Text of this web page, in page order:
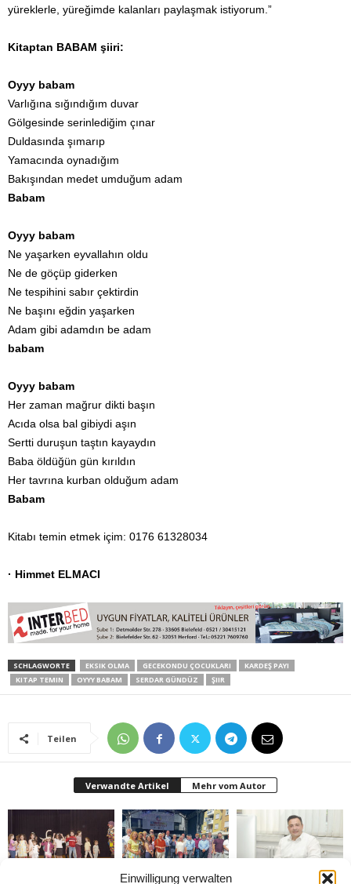
Einwilligung verwalten
yüreklerle, yüreğimde kalanları paylaşmak istiyorum.”
Kitaptan BABAM şiiri:
Oyyy babam
Varlığına sığındığım duvar
Gölgesinde serinlediğim çınar
Duldasında şımarıp
Yamacında oynadığım
Bakışından medet umduğum adam
Babam
Oyyy babam
Ne yaşarken eyvallahın oldu
Ne de göçüp giderken
Ne tespihini sabır çektirdin
Ne başını eğdin yaşarken
Adam gibi adamdın be adam
babam
Oyyy babam
Her zaman mağrur dikti başın
Acıda olsa bal gibiydi aşın
Sertti duruşun taştın kayaydın
Baba öldüğün gün kırıldın
Her tavrına kurban olduğum adam
Babam
Kitabı temin etmek içim: 0176 61328034
· Himmet ELMACI
SCHLAGWORTE EKSIK OLMA GECEKONDU ÇOCUKLARI
KARDEŞ PAYI
KITAP TEMIN
OYYY BABAM SERDAR GÜNDÜZ ŞIIR
Teilen
Verwandte Artikel Mehr vom Autor